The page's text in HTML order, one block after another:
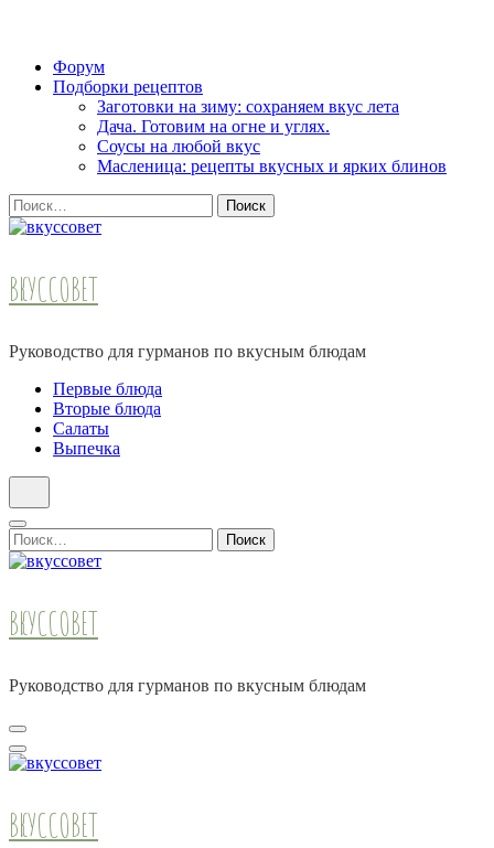
Skip
Форум
Подборки рецептов
Заготовки на зиму: сохраняем вкус лета
Дача. Готовим на огне и углях.
Соусы на любой вкус
Масленица: рецепты вкусных и ярких блинов
Найти:
ВКУССОВЕТ
Руководство для гурманов по вкусным блюдам
Первые блюда
Вторые блюда
Салаты
Выпечка
Найти:
ВКУССОВЕТ
Руководство для гурманов по вкусным блюдам
ВКУССОВЕТ